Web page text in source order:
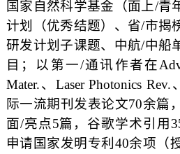
国家自然科学基金（面上/青
计划（优秀结题）、 省/市揭
研发计划子课题、 中航/中船
目 ； 以第一/通讯作者在
Mater.、Laser Photonics
际一流期刊发表论文70余篇
面/亮点5篇，谷歌学术引用
申请国家发明专利40余项（